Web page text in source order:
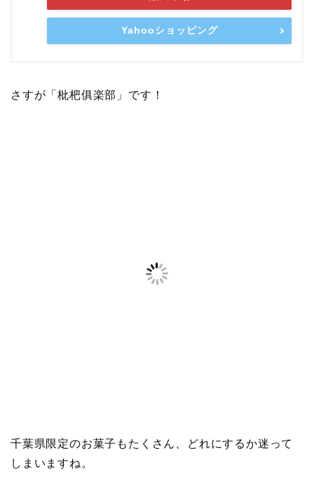
Yahooショッピング
さすが「枇杷俱楽部」です！
千葉県限定のお菓子もたくさん、どれにするか迷って
しまいますね。